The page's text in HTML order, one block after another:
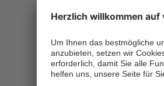
Telefon / Fax
Telefon: 0711/1391-8122